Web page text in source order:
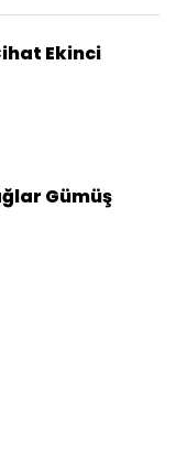
Ekinci
Gümüş